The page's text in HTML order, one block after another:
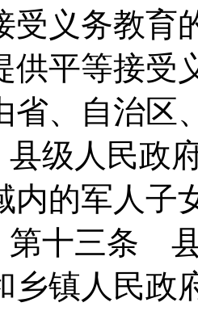
受义务教育
供平等接受
省、自治区
县级人民政
内的军人子
第十三条
乡镇人民政